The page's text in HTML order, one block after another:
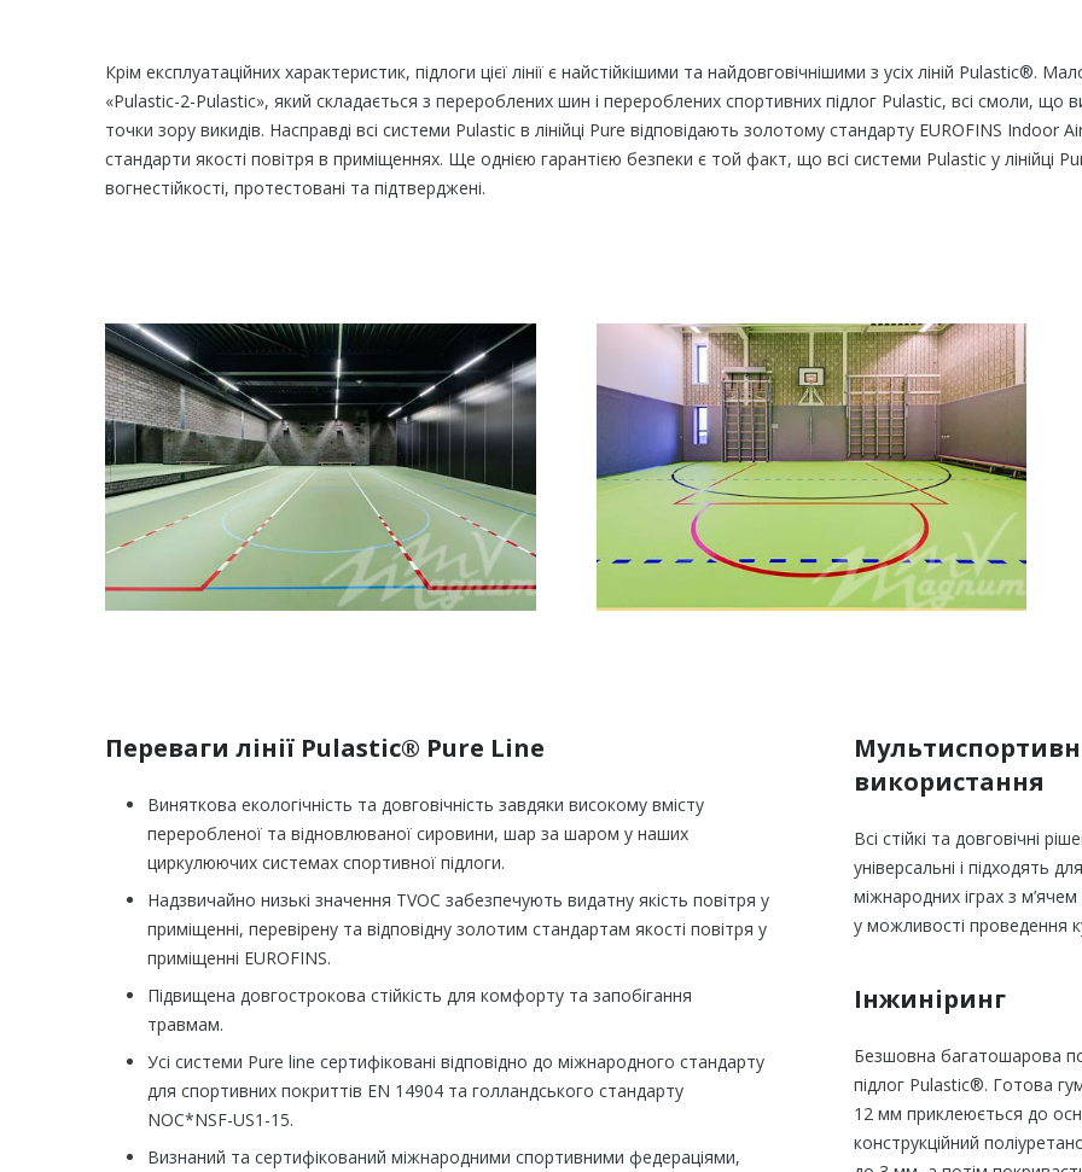
Крім експлуатаційних характеристик, підлоги цієї лінії є найстійкішими та найдовговічнішими з усіх ліній
«Pulastic-2-Pulastic», який складається з перероблених шин і перероблених спортивних підлог Pulastic, всі смоли, що
точки зору викидів. Насправді всі системи Pulastic в лінійці Pure відповідають золотому стандарту EUROFINS Indoor
стандарти якості повітря в приміщеннях. Ще однією гарантією безпеки є той факт, що всі системи Pulastic у лінійці
вогнестійкості, протестовані та підтверджені.
Переваги лінії Pulastic® Pure Line
Виняткова екологічність та довговічність завдяки високому вмісту
переробленої та відновлюваної сировини, шар за шаром у наших
циркулюючих системах спортивної підлоги.
Надзвичайно низькі значення TVOC забезпечують видатну якість повітря у
приміщенні, перевірену та відповідну золотим стандартам якості повітря у
приміщенні EUROFINS.
Підвищена довгострокова стійкість для комфорту та запобігання
травмам.
Усі системи Pure line сертифіковані відповідно до міжнародного стандарту
для спортивних покриттів EN 14904 та голландського стандарту
NOC*NSF-US1-15.
Визнаний та сертифікований міжнародними спортивними федераціями,
використання
Всі стійкі та довговічні
універсальні і підходять
міжнародних іграх з
у можливості проведення
Інжиніринг
Безшовна багатошарова
підлог Pulastic®. Готова
12 мм приклеюється до
конструкційний